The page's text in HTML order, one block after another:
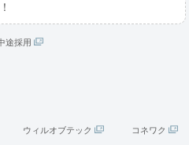
途採用
ウィルオブテック コネワク